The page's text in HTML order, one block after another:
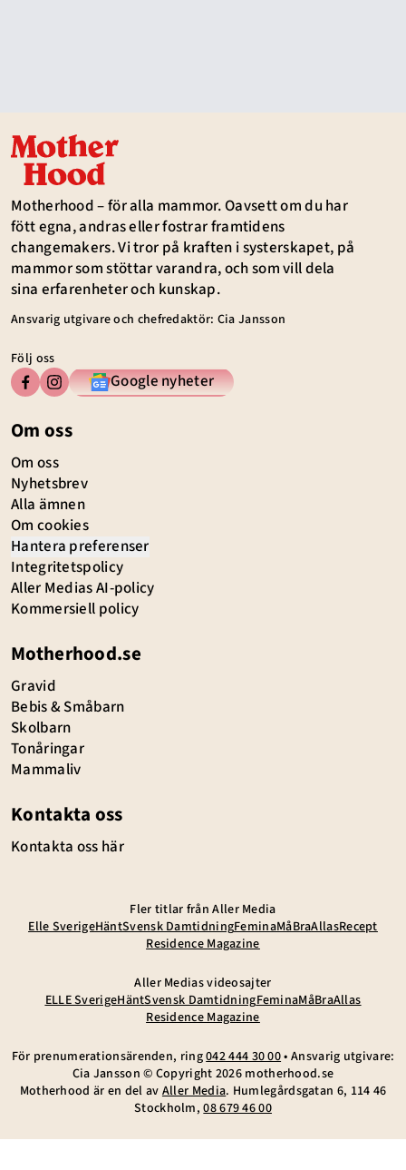
Motherhood – för alla mammor. Oavsett om du har
fött egna, andras eller fostrar framtidens
changemakers. Vi tror på kraften i systerskapet, på
mammor som stöttar varandra, och som vill dela
sina erfarenheter och kunskap.
Ansvarig utgivare och chefredaktör: Cia Jansson
Följ oss
Google nyheter
Om oss
Om oss
Nyhetsbrev
Alla ämnen
Om cookies
Hantera preferenser
Integritetspolicy
Aller Medias AI-policy
Kommersiell policy
Motherhood.se
Gravid
Bebis & Småbarn
Skolbarn
Tonåringar
Mammaliv
Kontakta oss
Kontakta oss här
Fler titlar från Aller Media
Elle SverigeHäntSvensk DamtidningFeminaMåBraAllasRecept
Residence Magazine
Aller Medias videosajter
ELLE SverigeHäntSvensk DamtidningFeminaMåBraAllas
Residence Magazine
För prenumerationsärenden, ring042 444 30 00• Ansvarig utgivare:
Cia Jansson © Copyright 2026 motherhood.se
Motherhood är en del avAller Media. Humlegårdsgatan 6, 114 46
Stockholm, 08 679 46 00